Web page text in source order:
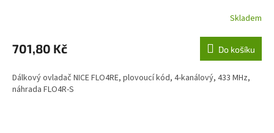
Skladem
701,80 Kč Do košíku
Dálkový ovladač NICE FLO4RE, plovoucí kód, 4-kanálový, 433 MHz,
náhrada FLO4R-S